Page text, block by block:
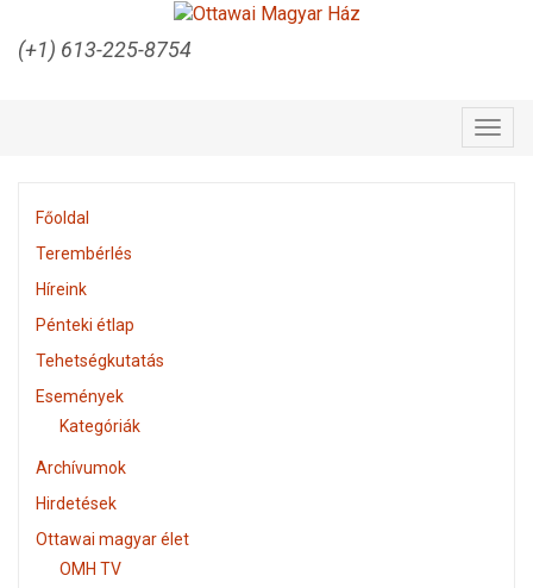
(+1) 613-225-8754
Főoldal
Terembérlés
Híreink
Pénteki étlap
Tehetségkutatás
Események
Kategóriák
Archívumok
Hirdetések
Ottawai magyar élet
OMH TV